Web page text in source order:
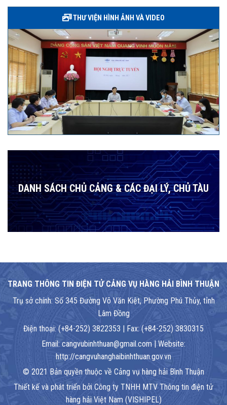
THƯ VIỆN HÌNH ẢNH VÀ VIDEO
DANH SÁCH CHỦ CẢNG & CÁC ĐẠI LÝ, CHỦ TÀU
TRANG THÔNG TIN ĐIỆN TỬ CẢNG VỤ HÀNG HẢI BÌNH THUẬN
Trụ sở chính: Số 345 Đường Võ Văn Kiệt, Phường Phú Thủy, tỉnh
Lâm Đồng
Điện thoại: (+84-252) 3822353 | Fax: (+84-252) 3830315
Email: cangvubinhthuan@gmail.com | Website:
http://cangvuhanghaibinhthuan.gov.vn
© 2021 Bản quyền thuộc về Cảng vụ hàng hải Bình Thuận
Thiết kế và phát triển bởi Công ty TNHH MTV Thông tin điện tử
hàng hải Việt Nam (VISHIPEL)